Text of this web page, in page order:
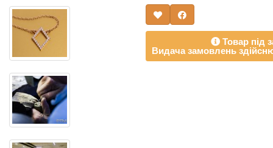
Товар під
Видача замовлень